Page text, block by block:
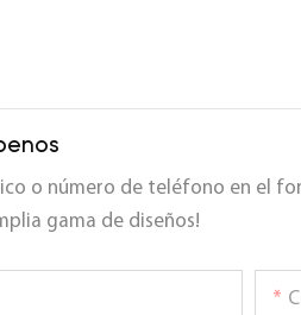
o número de teléfono en el
gama de diseños!